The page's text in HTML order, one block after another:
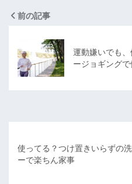
前の記事
運動嫌いでも
ージョギング
使ってる？つけ置きいらずの
ーで楽ちん家事